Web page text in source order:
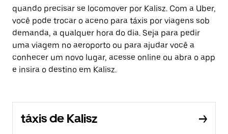
quando precisar se locomover por Kalisz. Com a Uber,
você pode trocar o aceno para táxis por viagens sob
demanda, a qualquer hora do dia. Seja para pedir
uma viagem no aeroporto ou para ajudar você a
conhecer um novo lugar, acesse online ou abra o app
e insira o destino em Kalisz.
táxis de Kalisz